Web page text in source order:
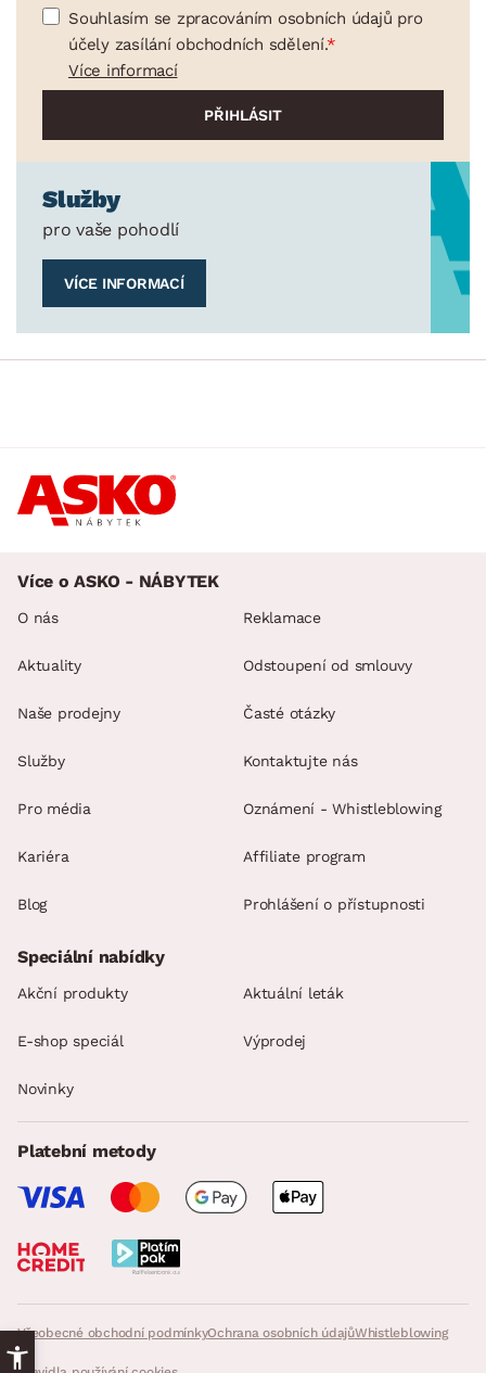
Souhlasím se zpracováním osobních údajů pro
účely zasílání obchodních sdělení.
Více informací
Služby
pro vaše pohodlí
VÍCE INFORMACÍ
Více o ASKO - NÁBYTEK
O nás
Aktuality
Naše prodejny
Služby
Pro média
Kariéra
Blog
Reklamace
Odstoupení od smlouvy
Časté otázky
Kontaktujte nás
Oznámení - Whistleblowing
Affiliate program
Prohlášení o přístupnosti
Všeobecné obchodní podmínkyOchrana osobních údajůWhistleblowing
Speciální nabídky
Akční produkty Aktuální leták
E-shop speciál Výprodej
Novinky
Platební metody